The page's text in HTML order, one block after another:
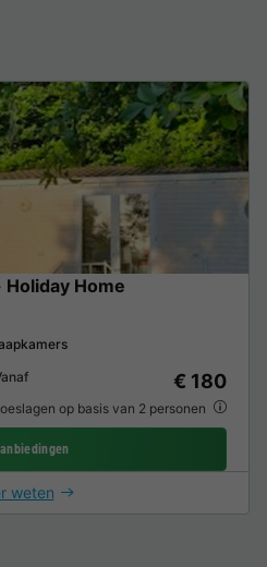
Home
€ 180
op basis van 2 personen
weten